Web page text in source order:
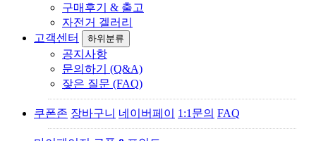
구매후기 & 출고
자전거 겔러리
고객센터
하위분류
공지사항
문의하기 (Q&A)
잦은 질문 (FAQ)
쿠폰존 장바구니 네이버페이 1:1문의 FAQ